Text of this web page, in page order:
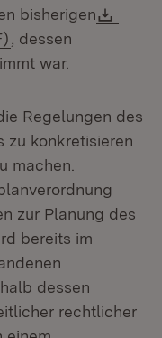
bisherigen
(Öffnet in neuem
, dessen
war.
Regelungen des
zu konkretisieren
machen.
zur Planung des
bereits im
dessen
rechtlicher